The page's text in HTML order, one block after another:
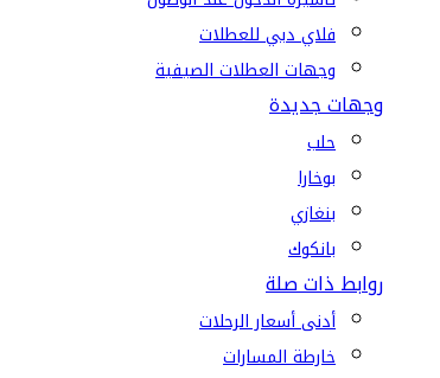
فلاي دبي للعطلات
وجهات العطلات الصيفية
وجهات جديدة
حلب
بوخارا
بنغازي
بانكوك
روابط ذات صلة
أدنى أسعار الرحلات
خارطة المسارات